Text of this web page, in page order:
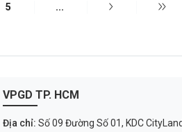
5 ...
VPGD TP. HCM
Địa chỉ: Số 09 Đường Số 01, KDC